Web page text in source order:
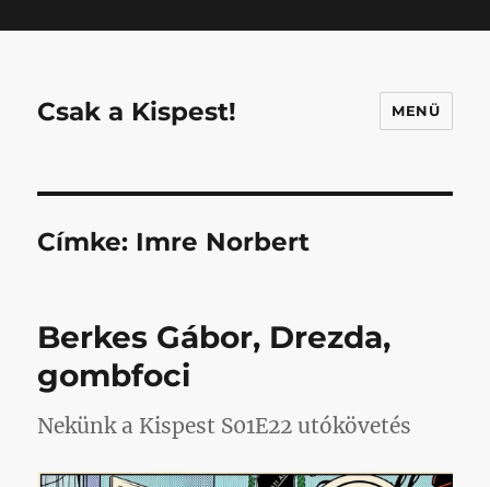
Csak a Kispest! MENÜ
Címke: Imre Norbert
Berkes Gábor, Drezda,
gombfoci
Nekünk a Kispest S01E22 utókövetés